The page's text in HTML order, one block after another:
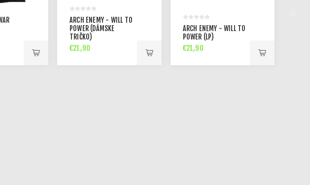
ARCH ENEMY - WILL TO
POWER (DÁMSKE
TRIČKO)
€21,90
ARCH ENEMY - WILL TO
POWER (LP)
€21,90